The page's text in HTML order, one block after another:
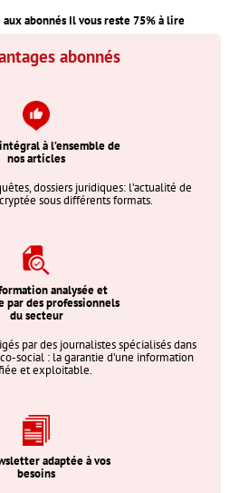
abonnés Il vous reste75% à lire
abonnés
à l’ensemble de
nos articles
dossiers juridiques: l’actualité de
sous différents formats.
analysée et
par des professionnels
du secteur
par des journalistes spécialisés dans
social : la garantie d’une information
et exploitable.
adaptée à vos
besoins